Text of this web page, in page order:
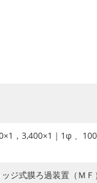
，3,400×1｜1φ 、
ジ式膜ろ過装置（ＭＦ